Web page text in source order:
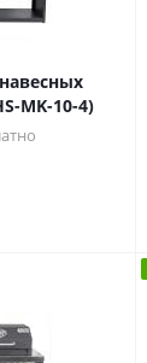
MK-10-4)